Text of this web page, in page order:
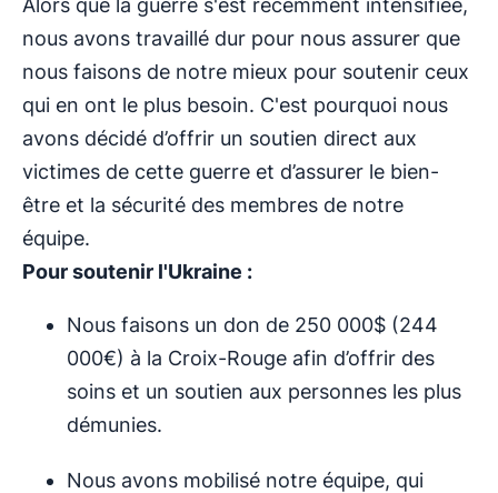
Alors que la guerre s'est récemment intensifiée,
nous avons travaillé dur pour nous assurer que
nous faisons de notre mieux pour soutenir ceux
qui en ont le plus besoin. C'est pourquoi nous
avons décidé d’offrir un soutien direct aux
victimes de cette guerre et d’assurer le bien-
être et la sécurité des membres de notre
équipe.
Pour soutenir l'Ukraine :
Nous faisons un don de 250 000$ (244
000€) à la Croix-Rouge afin d’offrir des
soins et un soutien aux personnes les plus
démunies.
Nous avons mobilisé notre équipe, qui